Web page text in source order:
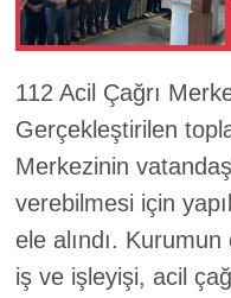
112 Acil Çağrı
Gerçekleştirilen
Merkezinin
verebilmesi için
ele alındı.
iş ve işleyişi, acil